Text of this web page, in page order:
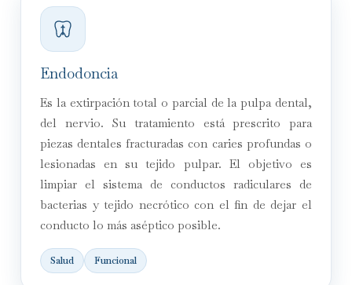
Endodoncia
Es la extirpación total o parcial de la pulpa dental,
del nervio. Su tratamiento está prescrito para
piezas dentales fracturadas con caries profundas o
lesionadas en su tejido pulpar. El objetivo es
limpiar el sistema de conductos radiculares de
bacterias y tejido necrótico con el fin de dejar el
conducto lo más aséptico posible.
Salud Funcional